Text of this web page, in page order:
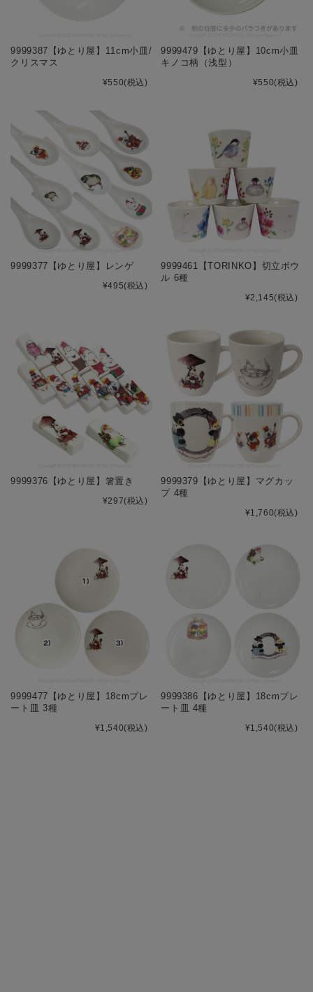
9999387【ゆとり屋】11cm小皿/
クリスマス
¥550(税込)
9999479【ゆとり屋】10cm小皿
キノコ柄（浅型）
¥550(税込)
9999377【ゆとり屋】レンゲ
¥495(税込)
9999461【TORINKO】切立ボウ
ル 6種
¥2,145(税込)
9999376【ゆとり屋】箸置き
¥297(税込)
9999379【ゆとり屋】マグカッ
プ 4種
¥1,760(税込)
9999477【ゆとり屋】18cmプレ
ート皿 3種
¥1,540(税込)
9999386【ゆとり屋】18cmプレ
ート皿 4種
¥1,540(税込)